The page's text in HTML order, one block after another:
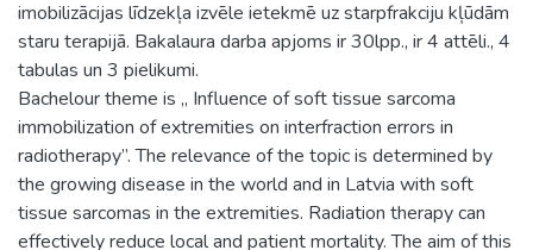
imobilizācijas līdzekļa izvēle ietekmē uz starpfrakciju kļūdām
staru terapijā. Bakalaura darba apjoms ir 30lpp., ir 4 attēli., 4
tabulas un 3 pielikumi.
Bachelour theme is „ Influence of soft tissue sarcoma
immobilization of extremities on interfraction errors in
radiotherapy’’. The relevance of the topic is determined by
the growing disease in the world and in Latvia with soft
tissue sarcomas in the extremities. Radiation therapy can
effectively reduce local and patient mortality. The aim of this